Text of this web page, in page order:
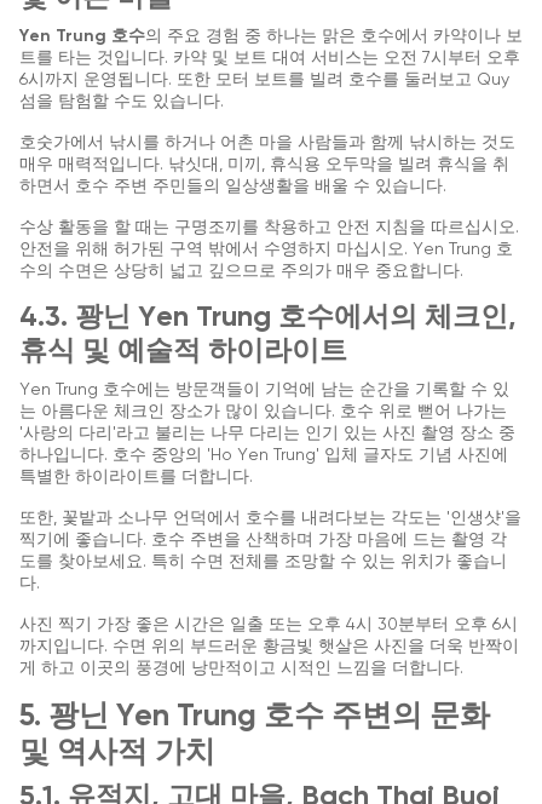
Yen Trung 호수의 주요 경험 중 하나는 맑은 호수에서 카약이나 보
트를 타는 것입니다. 카약 및 보트 대여 서비스는 오전 7시부터 오후
6시까지 운영됩니다. 또한 모터 보트를 빌려 호수를 둘러보고 Quy
섬을 탐험할 수도 있습니다.
호숫가에서 낚시를 하거나 어촌 마을 사람들과 함께 낚시하는 것도
매우 매력적입니다. 낚싯대, 미끼, 휴식용 오두막을 빌려 휴식을 취
하면서 호수 주변 주민들의 일상생활을 배울 수 있습니다.
수상 활동을 할 때는 구명조끼를 착용하고 안전 지침을 따르십시오.
안전을 위해 허가된 구역 밖에서 수영하지 마십시오. Yen Trung 호
수의 수면은 상당히 넓고 깊으므로 주의가 매우 중요합니다.
4.3. 꽝닌 Yen Trung 호수에서의 체크인,
휴식 및 예술적 하이라이트
Yen Trung 호수에는 방문객들이 기억에 남는 순간을 기록할 수 있
는 아름다운 체크인 장소가 많이 있습니다. 호수 위로 뻗어 나가는
'사랑의 다리'라고 불리는 나무 다리는 인기 있는 사진 촬영 장소 중
하나입니다. 호수 중앙의 'Ho Yen Trung' 입체 글자도 기념 사진에
특별한 하이라이트를 더합니다.
또한, 꽃밭과 소나무 언덕에서 호수를 내려다보는 각도는 '인생샷'을
찍기에 좋습니다. 호수 주변을 산책하며 가장 마음에 드는 촬영 각
도를 찾아보세요. 특히 수면 전체를 조망할 수 있는 위치가 좋습니
다.
사진 찍기 가장 좋은 시간은 일출 또는 오후 4시 30분부터 오후 6시
까지입니다. 수면 위의 부드러운 황금빛 햇살은 사진을 더욱 반짝이
게 하고 이곳의 풍경에 낭만적이고 시적인 느낌을 더합니다.
5. 꽝닌 Yen Trung 호수 주변의 문화
및 역사적 가치
5.1. 유적지, 고대 마을, Bach Thai Buoi